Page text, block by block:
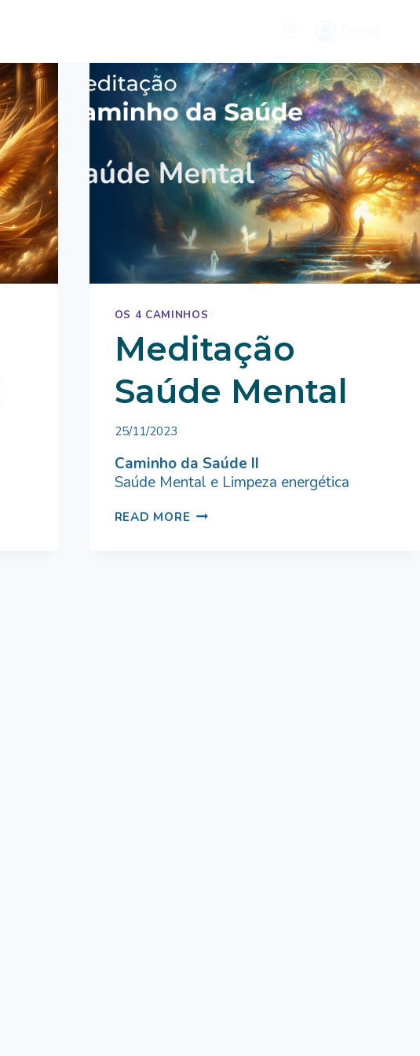
OS 4 CAMINHOS
Meditação
Saúde Mental
By
Miranda
25/11/2023
Caminho da Saúde II
Saúde Mental e Limpeza energética
READ MOREMEDITAÇÃO